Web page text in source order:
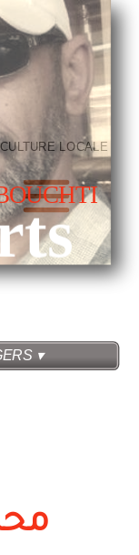
▾
CULTURE LOCALE